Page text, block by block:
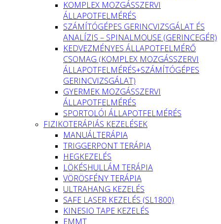
KOMPLEX MOZGÁSSZERVI
ÁLLAPOTFELMÉRÉS
SZÁMÍTÓGÉPES GERINCVIZSGÁLAT ÉS
ANALÍZIS – SPINALMOUSE (GERINCEGÉR)
KEDVEZMÉNYES ÁLLAPOTFELMÉRŐ
CSOMAG (KOMPLEX MOZGÁSSZERVI
ÁLLAPOTFELMÉRÉS+SZÁMÍTÓGÉPES
GERINCVIZSGÁLAT)
GYERMEK MOZGÁSSZERVI
ÁLLAPOTFELMÉRÉS
SPORTOLÓI ÁLLAPOTFELMÉRÉS
FIZIKOTERÁPIÁS KEZELÉSEK
MANUÁLTERÁPIA
TRIGGERPONT TERÁPIA
HEGKEZELÉS
LÖKÉSHULLÁM TERÁPIA
VÖRÖSFÉNY TERÁPIA
ULTRAHANG KEZELÉS
SAFE LASER KEZELÉS (SL1800)
KINESIO TAPE KEZELÉS
EMMT